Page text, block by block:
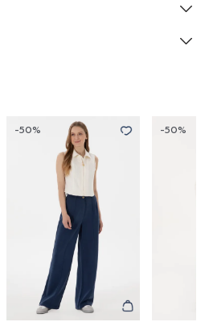
-50% -50%